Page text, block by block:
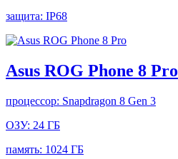
защита: IP68
Asus ROG Phone 8 Pro
процессор: Snapdragon 8 Gen 3
ОЗУ: 24 ГБ
память: 1024 ГБ